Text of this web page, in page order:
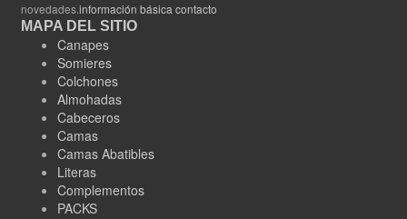
novedades.información básica contacto
MAPA DEL SITIO
Canapes
Somieres
Colchones
Almohadas
Cabeceros
Camas
Camas Abatibles
Literas
Complementos
PACKS